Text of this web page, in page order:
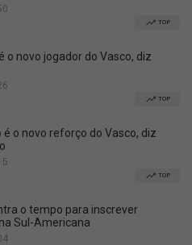
TOP
o novo jogador do Vasco, diz
TOP
é o novo reforço do Vasco, diz
TOP
o tempo para inscrever
Sul-Americana